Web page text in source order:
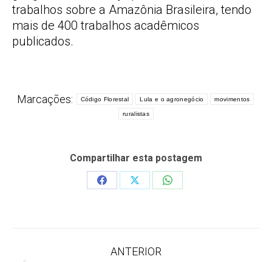
trabalhos sobre a Amazônia Brasileira, tendo
mais de 400 trabalhos acadêmicos
publicados.
Marcações: Código Florestal Lula e o agronegócio movimentos
ruralistas
Compartilhar esta postagem
Share
Share
Share
Navegação
ANTERIOR